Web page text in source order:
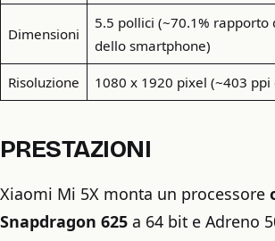
Dimensioni
5.5 pollici (~70.1% rapporto
dello smartphone)
Risoluzione 1080 x 1920 pixel (~403
PRESTAZIONI
Xiaomi Mi 5X monta un processore
Snapdragon 625 a 64 bit e Adreno